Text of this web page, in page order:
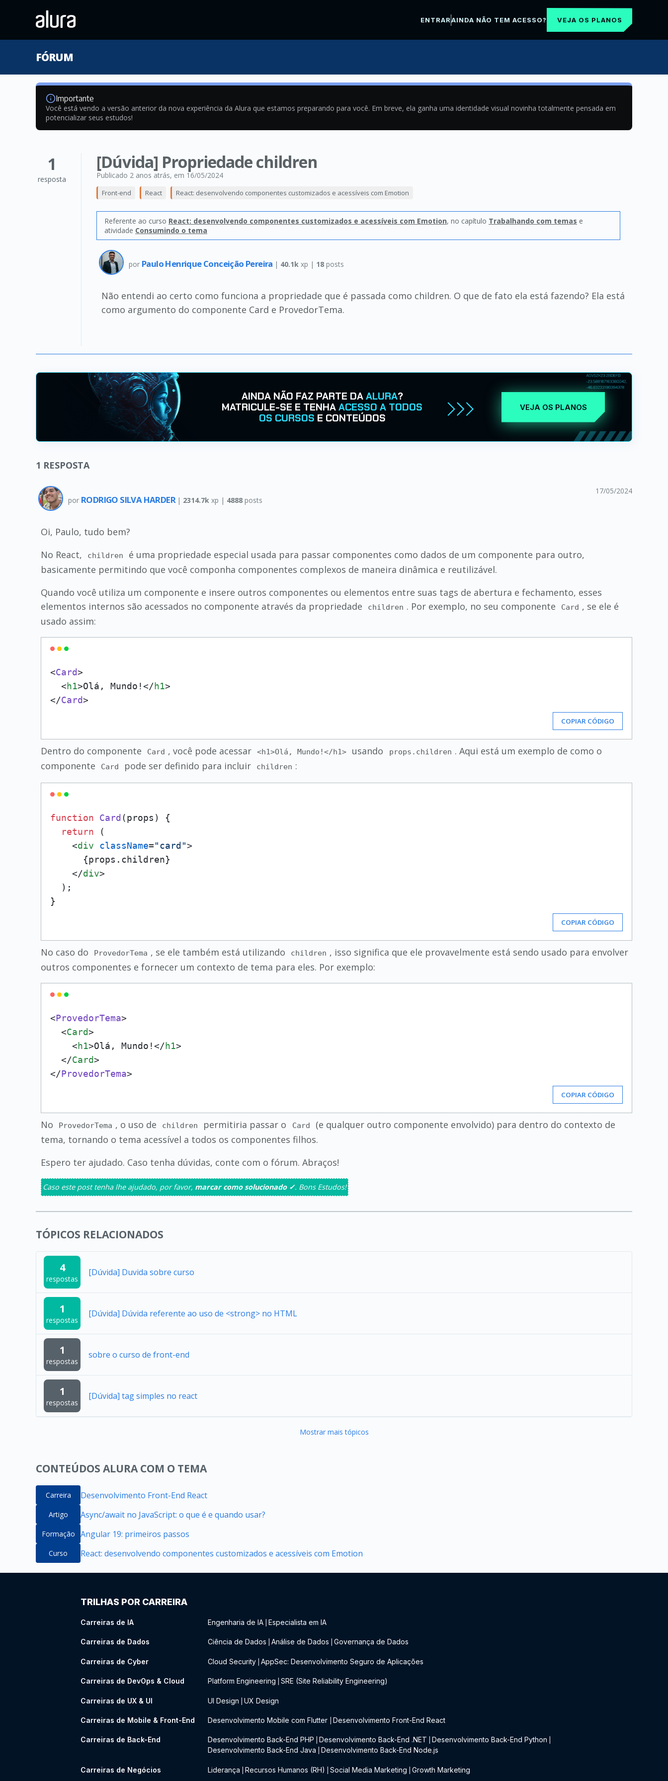
ENTRARAINDA NÃO TEM ACESSO? VEJA OS PLANOS
FÓRUM
Importante
Você está vendo a versão anterior da nova experiência da Alura que estamos preparando para você. Em breve, ela ganha uma identidade visual novinha totalmente pensada em
potencializar seus estudos!
1
resposta
[Dúvida] Propriedade children
Publicado 2 anos atrás, em 16/05/2024
Front-end React React: desenvolvendo componentes customizados e acessíveis com Emotion
Referente ao curso React: desenvolvendo componentes customizados e acessíveis com Emotion, no capítulo Trabalhando com temas e
atividade Consumindo o tema
por Paulo Henrique Conceição Pereira | 40.1k xp | 18 posts
Não entendi ao certo como funciona a propriedade que é passada como children. O que de fato ela está fazendo? Ela está
como argumento do componente Card e ProvedorTema.
AINDA NÃO FAZ PARTE DAALURA?
MATRICULE-SE E TENHAACESSO A TODOS
OS CURSOS E CONTEÚDOS
VEJA OS PLANOS
1 RESPOSTA
por RODRIGO SILVA HARDER | 2314.7k xp | 4888 posts
17/05/2024
Oi, Paulo, tudo bem?
No React,
children
é uma propriedade especial usada para passar componentes como dados de um componente para outro,
basicamente permitindo que você componha componentes complexos de maneira dinâmica e reutilizável.
Quando você utiliza um componente e insere outros componentes ou elementos entre suas tags de abertura e fechamento, esses
elementos internos são acessados no componente através da propriedade
children . Por exemplo, no seu componente Card , se ele é
usado assim:
<Card>
<h1>Olá, Mundo!</h1>
</Card
COPIAR CÓDIGO
Dentro do componente Card , você pode acessar <h1>Olá, Mundo!</h1> usando props.children . Aqui está um exemplo de como o
componente
Card pode ser definido para incluir children :
function Card (props ) {
return (
<div className="card">
      {props.children}
</div>
  );
COPIAR CÓDIGO
No caso do ProvedorTema , se ele também está utilizando children , isso significa que ele provavelmente está sendo usado para envolver
outros componentes e fornecer um contexto de tema para eles. Por exemplo:
<ProvedorTema>
<Card>
<h1>Olá, Mundo!</h1>
</Card>
</ProvedorTema
COPIAR CÓDIGO
No ProvedorTema , o uso de children permitiria passar o Card
(e qualquer outro componente envolvido) para dentro do contexto de
tema, tornando o tema acessível a todos os componentes filhos.
Espero ter ajudado. Caso tenha dúvidas, conte com o fórum. Abraços!
Caso este post tenha lhe ajudado, por favor, marcar como solucionado ✓. Bons Estudos!
TÓPICOS RELACIONADOS
4
respostas
[Dúvida] Duvida sobre curso
1
respostas
[Dúvida] Dúvida referente ao uso de <strong> no HTML
1
respostas
sobre o curso de front-end
1
respostas
[Dúvida] tag simples no react
Mostrar mais tópicos
CONTEÚDOS ALURA COM O TEMA
Carreira Desenvolvimento Front-End React
Artigo Async/await no JavaScript: o que é e quando usar?
Formação Angular 19: primeiros passos
Curso React: desenvolvendo componentes customizados e acessíveis com Emotion
TRILHAS POR CARREIRA
Carreiras de IA Engenharia de IA Especialista em IA
Carreiras de Dados Ciência de Dados Análise de Dados Governança de Dados
Carreiras de Cyber Cloud Security AppSec: Desenvolvimento Seguro de Aplicações
Carreiras de DevOps & Cloud Platform Engineering SRE (Site Reliability Engineering)
Carreiras de UX & UI UI Design UX Design
Carreiras de Mobile & Front-End Desenvolvimento Mobile com Flutter Desenvolvimento Front-End React
Carreiras de Back-End Desenvolvimento Back-End PHP Desenvolvimento Back-End .NET Desenvolvimento Back-End Python
Desenvolvimento Back-End Java Desenvolvimento Back-End Node.js
Carreiras de Negócios Liderança Recursos Humanos (RH) Social Media Marketing Growth Marketing